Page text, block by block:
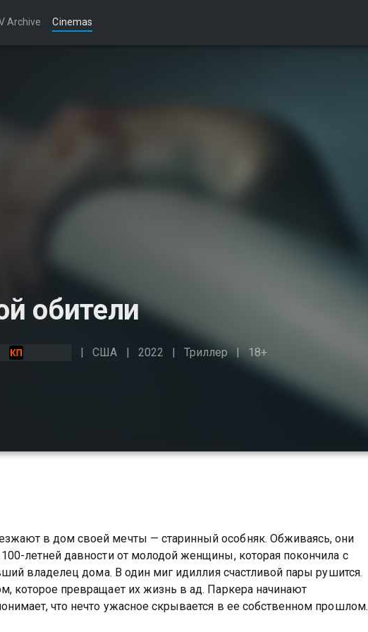
Archive Cinemas
обители
США 2022 Триллер 18+
в дом своей мечты — старинный особняк. Обживаясь, они
летней давности от молодой женщины, которая покончила с
владелец дома. В один миг идиллия счастливой пары рушится.
которое превращает их жизнь в ад. Паркера начинают
что нечто ужасное скрывается в ее собственном прошлом.